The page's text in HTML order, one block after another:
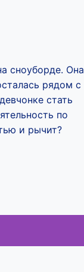
сноуборде. Она
рядом с
стать
по
и рычит?